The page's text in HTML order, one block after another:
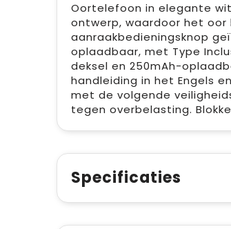
Oortelefoon in elegante
ontwerp, waardoor het oor
aanraakbedieningsknop
oplaadbaar, met Type
deksel en 250mAh-
handleiding in het Engels
met de volgende
tegen overbelasting.
Specificaties